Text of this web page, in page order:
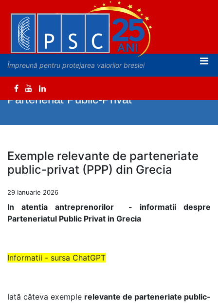
Împreună pentru protejarea valorilor breslei
Parteneriat Public-Privat
Exemple relevante de parteneriate
public-privat (PPP) din Grecia
29 Ianuarie 2026
In atentia antreprenorilor - informatii despre
Parteneriatul Public Privat in Grecia
Informatii - sursa ChatGPT
Iată câteva exemple relevante de parteneriate public-